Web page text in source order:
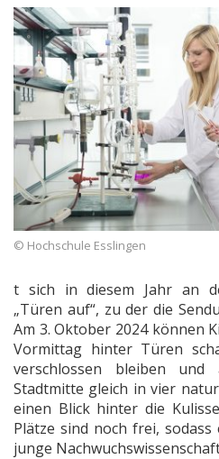
© Hochschule Esslingen
t sich in diesem Jahr an
„Türen auf“, zu der die
Am 3. Oktober 2024 können
Vormittag hinter Türen
verschlossen bleiben und
Stadtmitte gleich in vier
einen Blick hinter die
Plätze sind noch frei,
junge